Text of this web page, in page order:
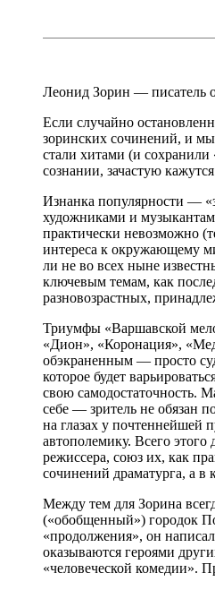
Леонид Зорин — писатель
Если случайно
зоринских сочинений, и
стали хитами (и сохранили
сознании, зачастую
Изнанка популярности —
художниками и
практически невозможно
интереса к окружающему
ли не во всех ныне
ключевым темам, как
разновозрастных,
Триумфы «Варшавской
«Дион», «Коронация»,
обэкраненным — просто
которое будет
свою самодостаточность.
себе — зритель не обязан
на глазах у почтеннейшей
автополемику. Всего
режиссера, союз их, как
сочинений драматурга, а в
Между тем для Зорина
(«обобщенный») городок
«продолжения», он
оказываются героями
«человеческой комедии».